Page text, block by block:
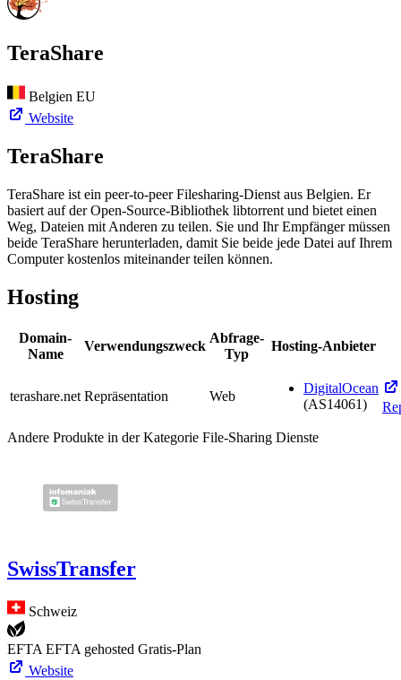
TeraShare
Belgien EU
Website
TeraShare
TeraShare ist ein peer-to-peer Filesharing-Dienst aus Belgien. Er
basiert auf der Open-Source-Bibliothek libtorrent und bietet einen
Weg, Dateien mit Anderen zu teilen. Sie und Ihr Empfänger müssen
beide TeraShare herunterladen, damit Sie beide jede Datei auf Ihrem
Computer kostenlos miteinander teilen können.
Hosting
Domain-
Name
Verwendungszweck
Abfrage-
Typ
Hosting-Anbieter
terashare.net Repräsentation Web
DigitalOcean
(AS14061)
Andere Produkte in der Kategorie File-Sharing Dienste
SwissTransfer
Schweiz
EFTAEFTA gehosted Gratis-Plan
Website